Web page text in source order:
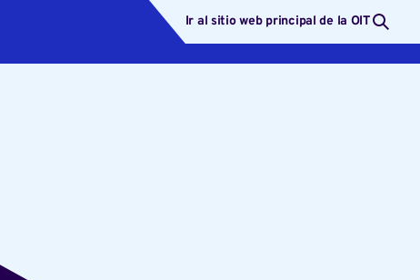
Ir al sitio web principal de la OIT